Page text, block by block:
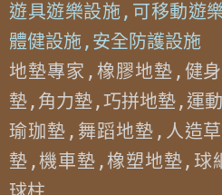
遊具遊樂設施,可移動遊
體健設施,安全防護設施
地墊專家,橡膠地墊,健
墊,角力墊,巧拼地墊,運
瑜珈墊,舞蹈地墊,人造
墊,機車墊,橡塑地墊,球